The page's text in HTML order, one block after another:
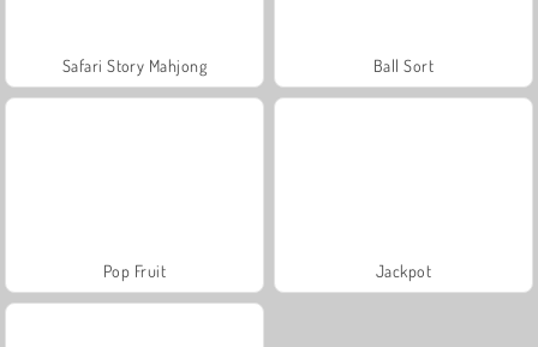
Safari Story Mahjong Ball Sort
Pop Fruit Jackpot